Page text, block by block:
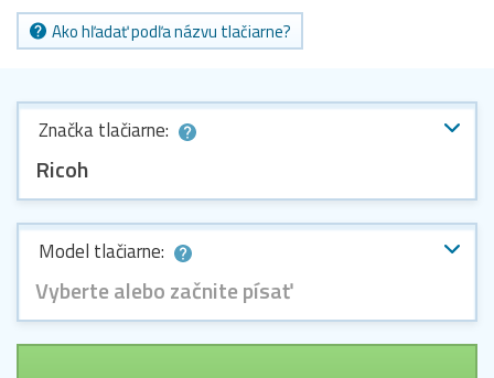
Ako hľadať podľa názvu tlačiarne?
Značka tlačiarne:
Ricoh
Model tlačiarne:
Vyberte alebo začnite písať